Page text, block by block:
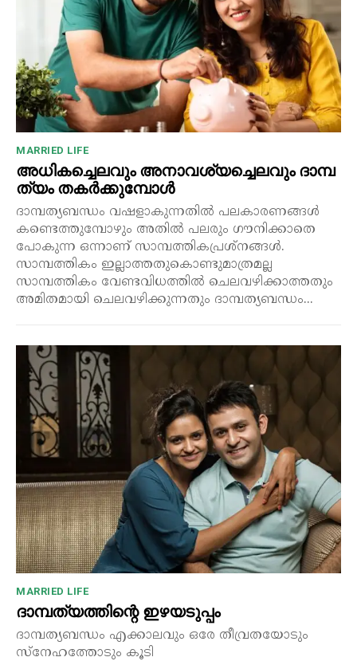
MARRIED LIFE
അധികച്ചെലവും അനാവശ്യച്ചെലവും ദാമ്പ
ത്യം തകർക്കുമ്പോൾ
ദാമ്പത്യബന്ധം വഷളാകുന്നതിൽ പലകാരണങ്ങൾ
കണ്ടെത്തുമ്പോഴും അതിൽ പലരും ഗൗനിക്കാതെ
പോകുന്ന ഒന്നാണ് സാമ്പത്തികപ്രശ്നങ്ങൾ.
സാമ്പത്തികം ഇല്ലാത്തതുകൊണ്ടുമാത്രമല്ല
സാമ്പത്തികം വേണ്ടവിധത്തിൽ ചെലവഴിക്കാത്തതും
അമിതമായി ചെലവഴിക്കുന്നതും ദാമ്പത്യബന്ധം...
MARRIED LIFE
ദാമ്പത്യത്തിന്റെ ഇഴയടുപ്പം
ദാമ്പത്യബന്ധം എക്കാലവും ഒരേ തീവ്രതയോടും
സ്നേഹത്തോടും കൂടി